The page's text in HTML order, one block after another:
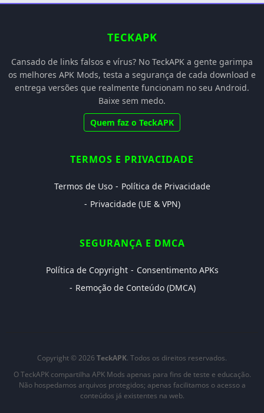
TECKAPK
Cansado de links falsos e vírus? No TeckAPK a gente garimpa
os melhores APK Mods, testa a segurança de cada download e
entrega versões que realmente funcionam no seu Android.
Baixe sem medo.
Quem faz o TeckAPK
TERMOS E PRIVACIDADE
Termos de Uso
Política de Privacidade
Privacidade (UE & VPN)
SEGURANÇA E DMCA
Política de Copyright
Consentimento APKs
Remoção de Conteúdo (DMCA)
Copyright © 2026 TeckAPK. Todos os direitos reservados.
O TeckAPK compartilha APK Mods apenas para fins de teste e educação.
Não hospedamos arquivos protegidos; apenas facilitamos o acesso a
conteúdos já existentes na web.